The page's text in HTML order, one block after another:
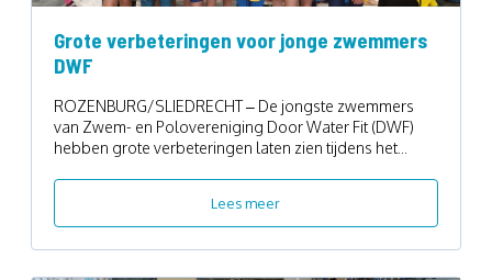
Grote verbeteringen voor jonge zwemmers
DWF
ROZENBURG/SLIEDRECHT – De jongste zwemmers
van Zwem- en Polovereniging Door Water Fit (DWF)
hebben grote verbeteringen laten zien tijdens het...
Lees meer